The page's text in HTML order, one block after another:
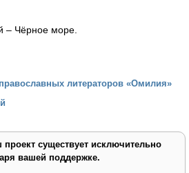
– Чёрное море.
литераторов «Омилия»
существует исключительно
вашей поддержке.